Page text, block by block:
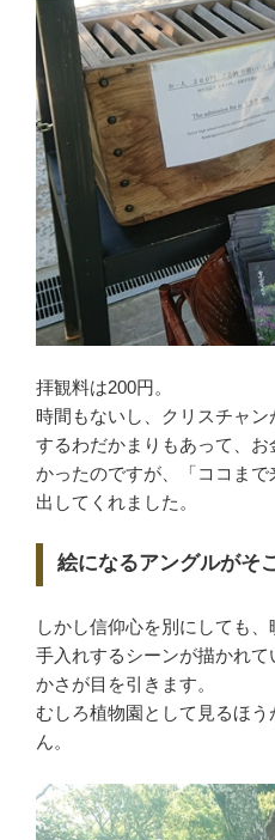
拝観料は200円。
時間もないし、クリスチャ
するわだかまりもあって、
かったのですが、「ココま
出してくれました。
絵になるアングルがそ
しかし信仰心を別にしても
手入れするシーンが描かれ
かさが目を引きます。
むしろ植物園として見るほ
ん。